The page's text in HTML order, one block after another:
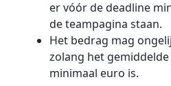
er vóór de deadline
de teampagina staan.
Het bedrag mag
zolang het
minimaal euro is.